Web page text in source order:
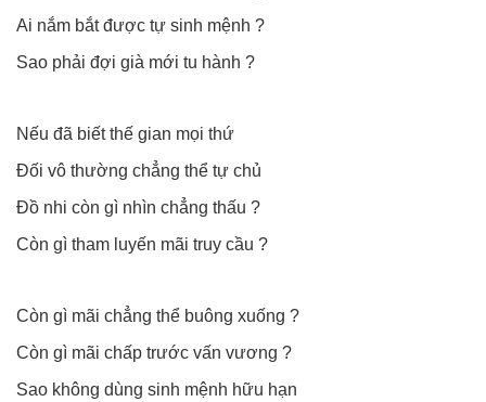
Ai nắm bắt được tự sinh mệnh ?
Sao phải đợi già mới tu hành ?
Nếu đã biết thế gian mọi thứ
Đối vô thường chẳng thể tự chủ
Đồ nhi còn gì nhìn chẳng thấu ?
Còn gì tham luyến mãi truy cầu ?
Còn gì mãi chẳng thể buông xuống ?
Còn gì mãi chấp trước vấn vương ?
Sao không dùng sinh mệnh hữu hạn